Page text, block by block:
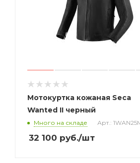
Мотокуртка кожаная Seca
Wanted II черный
Много на складе Арт.:
32 100 руб./шт